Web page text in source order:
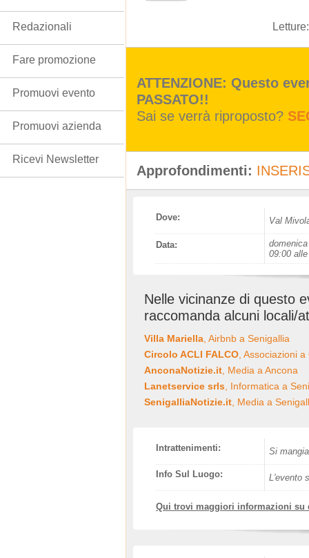
ATTENZIONE: Questo
PASSATO!!
Sai se verrà riproposto?
Approfondimenti:
Dove: Val
Data:
09:00
Nelle vicinanze di questo
raccomanda alcuni locali/
Villa Mariella , Airbnb a Senigallia
Circolo ACLI FALCO , Associazioni
AnconaNotizie.it , Media a Ancona
Lanetservice srls , Informatica a
SenigalliaNotizie.it , Media a
Intrattenimenti: Si mangia
Info Sul Luogo: L'evento
Qui trovi maggiori informazioni su
Redazionali
Fare promozione
Promuovi evento
Promuovi azienda
Ricevi Newsletter